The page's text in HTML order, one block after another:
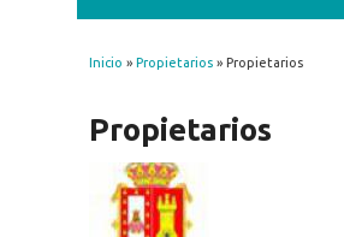
Se encuentra usted
Inicio » Propietarios» Propietarios
Propietarios